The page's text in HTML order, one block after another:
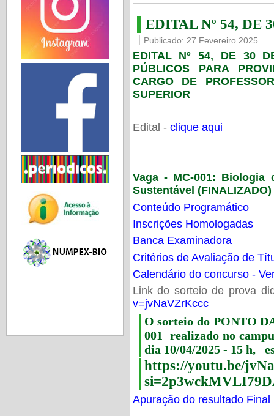
EDITAL Nº 54, DE
Publicado: 27 Fevereiro 2025
EDITAL Nº 54, DE 30
PÚBLICOS PARA
CARGO DE
SUPERIOR
Edital - clique aqui
Vaga - MC-001: Biologia
Sustentável (FINALIZADO)
Conteúdo Programático
Inscrições Homologadas
Banca Examinadora
Critérios de Avaliação de
Calendário do concurso -
Link do sorteio de prova
v=jvNaVZrKccc
O sorteio do PONTO
001 realizado no
dia 10/04/2025 - 15 h,
https://youtu.be/
Apuração do resultado Final